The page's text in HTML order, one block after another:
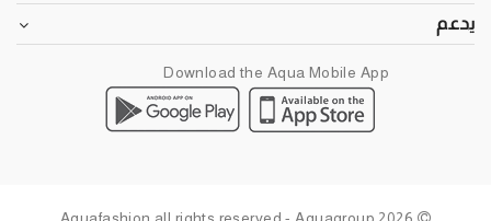
يدعم
Download the Aqua Mobile App